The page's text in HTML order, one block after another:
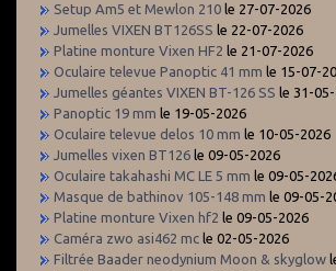
Setup Am5 et Mewlon 210 le 27-07-2026
Jumelles VIXEN BT126SS le 22-07-2026
Platine monture Vixen HF2 le 21-07-2026
Oculaire televue Panoptic 41 mm le 15-07-
Jumelles géantes VIXEN BT-126 SS le 31-
Panoptic 19 mm le 19-05-2026
Oculaire televue delos 10 mm le 10-05-2026
Jumelles vixen BT126 le 09-05-2026
Oculaire takahashi MC LE 5 mm le 09-05-
Masque de bathinov 105-148 mm le 09-05-
Platine monture Vixen hf2 le 09-05-2026
Caméra zwo asi462 mc le 02-05-2026
Filtrée Baader neodynium Moon & skyglow